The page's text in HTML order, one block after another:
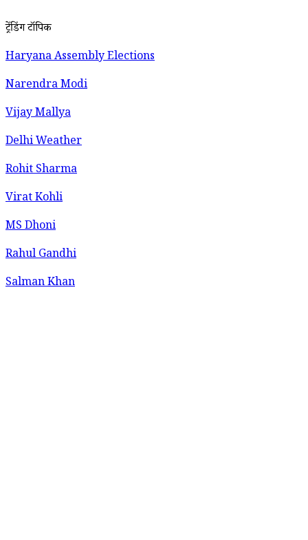
ट्रेंडिंग टॉपिक
Haryana Assembly Elections
Narendra Modi
Vijay Mallya
Delhi Weather
Rohit Sharma
Virat Kohli
MS Dhoni
Rahul Gandhi
Salman Khan